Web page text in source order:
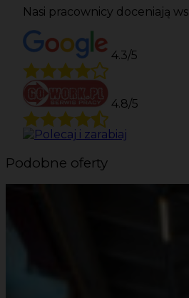
Nasi pracownicy doceniają
4.3/5
4.8/5
Podobne oferty